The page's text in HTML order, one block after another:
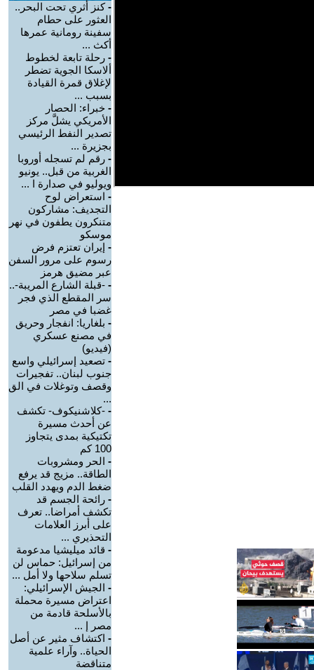
-كنز أثري تحت البحر..
العثور على حطام
سفينة رومانية عمرها
أكث ...
- رحلة تابعة لخطوط
ألاسكا الجوية تضطر
لإغلاق قمرة القيادة
بسبب ...
- خبراء: الحصار
الأمريكي يشلَّ مركز
تصدير النفط الرئيسي
بجزيرة ...
- رقم لم تسجله أوروبا
الغربية من قبل.. يونيو
ويوليو في صدارة ا ...
- استعراض لوح
التجديف: مشاركون
متنكرون يطفون في نهر
موسكو
- إيران تعتزم فرض
رسوم على مرور السفن
عبر مضيق هرمز
- -قبلة الشارع المريبة-..
سر المقطع الذي فجر
غضبا في مصر
- بلغاريا: انفجار وحريق
في مصنع عسكري
(فيديو)
- تصعيد إسرائيلي واسع
جنوب لبنان.. تفجيرات
وقصف وتوغلات في الق
...
- -كلاشنيكوف- تكشف
عن أحدث مسيرة
تكتيكية بمدى يتجاوز
100 كم
- الحر ومشروبات
الطاقة.. مزيج قد يرفع
ضغط الدم ويهدد القلب
- رائحة الجسم قد
تكشف أمراضا.. تعرف
على أبرز العلامات
التحذيري ...
- قائد ميليشيا مدعومة
من إسرائيل: حماس لن
تسلم سلاحها ولا أمل ...
- الجيش الإسرائيلي:
اعتراض مسيرة محملة
بالأسلحة قادمة من
مصر إ ...
- اكتشاف مثير عن أصل
الحياة.. وآراء علمية
متناقضة